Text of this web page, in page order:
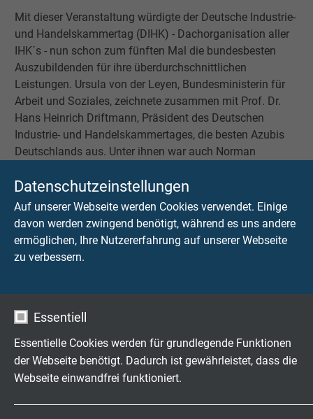
Datenschutzeinstellungen
Auf unserer Webseite werden Cookies verwendet. Einige
davon werden zwingend benötigt, während es uns andere
ermöglichen, Ihre Nutzererfahrung auf unserer Webseite
zu verbessern.
Essentiell
Essentielle Cookies werden für grundlegende Funktionen
der Webseite benötigt. Dadurch ist gewährleistet, dass die
Webseite einwandfrei funktioniert.
Mit dieser Veranstaltung würdigte der Deutsche Industrie-
und Handelskammertag (DIHK) - Dachorganisation aller
IHK´s - nun schon zum fünften Mal die bundesbesten
Auszubildenden für ihre überdurchschnittlichen
Leistungen. Ursula von der Leyen, Bundesministerin für
Arbeit und Soziales, zeichnete zusammen mit Prof. Dr.
Hans Heinrich Driftmann, Präsident des Deutschen
Industrie- und Handelskammertages, die besten Azubis
Deutschlands aus. Unter ihnen war auch Norman
- Neuss. Er absolvierte seine Ausbildung zum
Kabelfertigungsmechaniker bei der SAB Bröckskes GmbH
& Co. KG in Viersen und schloss seine Prüfung mit „sehr
gut“ ab.
Peter Bröckskes sieht darin nicht nur Vorteile für die
„Unser Ziel ist es auch in der Zukunft an der Spitze der
Kabelhersteller zu stehen. Mit einer ständig hohen
Nachwuchs und sichern mit unserem Know-How die
Qualität unserer Produkte und das Streben nach
ständiger Innovation”, so der Geschäftsführer. Mit diesem